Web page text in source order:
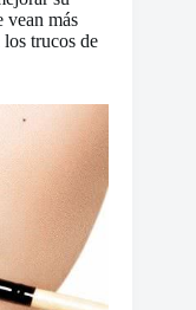
vean más
trucos de